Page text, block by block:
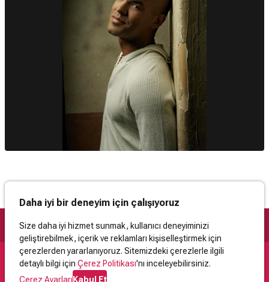
Daha iyi bir deneyim için çalışıyoruz
Size daha iyi hizmet sunmak, kullanıcı deneyiminizi
geliştirebilmek, içerik ve reklamları kişiselleştirmek için
çerezlerden yararlanıyoruz. Sitemizdeki çerezlerle ilgili
detaylı bilgi için Çerez Politikası'nı inceleyebilirsiniz.
Çerez AyarlarıKabul Et
Destek